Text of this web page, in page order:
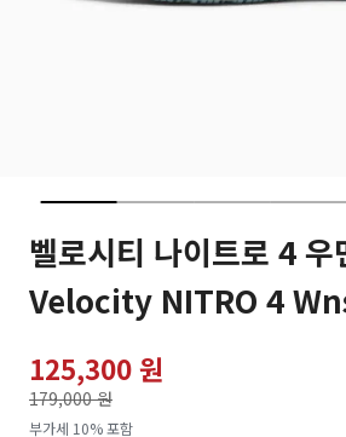
벨로시티 나이트로 4 우
Velocity NITRO 4
125,300 원
179,000 원
로
부가세 10% 포함